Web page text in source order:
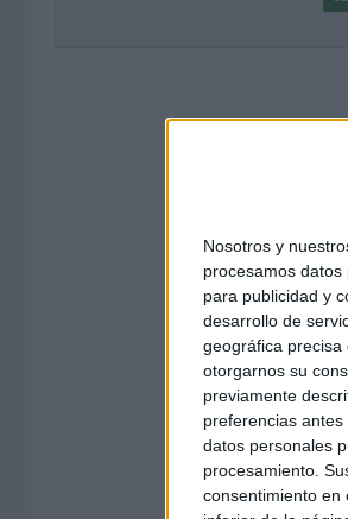
Nosotros y
procesamos
para publicidad y
desarrollo de
geográfica precisa
otorgarnos su
previamente
preferencias
datos personales
procesamiento.
consentimiento en